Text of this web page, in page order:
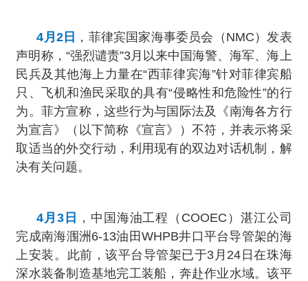
4月2日 ，菲律宾国家海事委员会（NMC）发表
声明称，“强烈谴责”3月以来中国海警、海军、海上
民兵及其他海上力量在“西菲律宾海”针对菲律宾船
只、飞机和渔民采取的具有“侵略性和危险性”的行
为。菲方宣称，这些行为与国际法及《南海各方行
为宣言》（以下简称《宣言》）不符，并表示将采
取适当的外交行动，利用现有的双边对话机制，解
决有关问题。
4月3日
，中国海油工程（COOEC）湛江公司
完成南海涠洲6-13油田WHPB井口平台导管架的海
上安装。此前，该平台导管架已于3月24日在珠海
深水装备制造基地完工装船，奔赴作业水域。该平